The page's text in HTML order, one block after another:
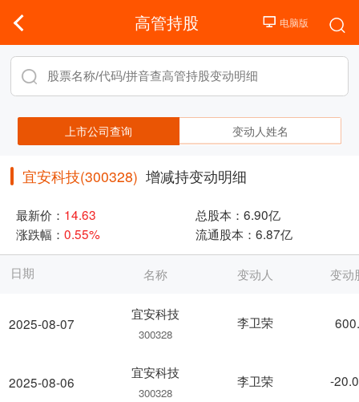
高管持股
上市公司查询 变动人姓名
宜安科技(300328) 增减持变动明细
最新价： 14.63 总股本： 6.90亿
涨跌幅： 0.55% 流通股本： 6.87亿
日期
2025-08-07
2025-08-06
名称 变动人 变动
宜安科技
300328
李卫荣
宜安科技
300328
李卫荣 -